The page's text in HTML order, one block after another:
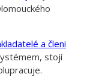
a členi
stojí